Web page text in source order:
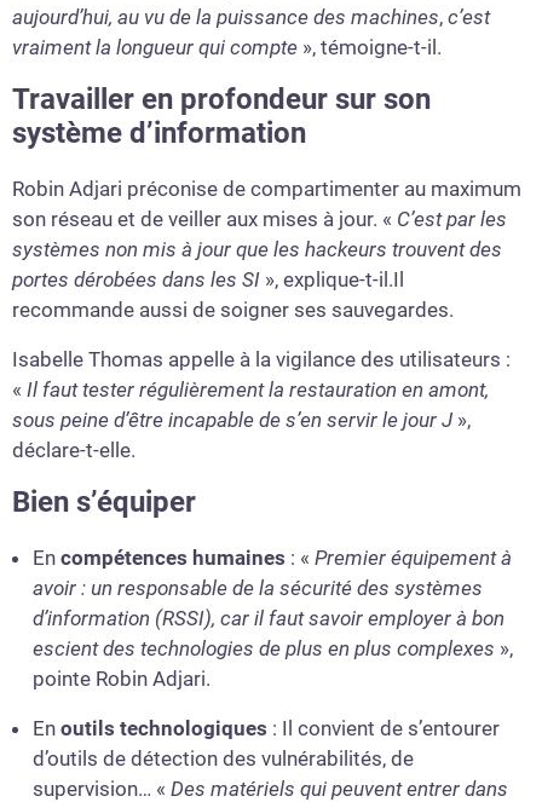
aujourd’hui, au vu de la puissance des machines, c’est
vraiment la longueur qui compte », témoigne-t-il.
Travailler en profondeur sur son
système d’information
Robin Adjari préconise de compartimenter au maximum
son réseau et de veiller aux mises à jour. « C’est par les
systèmes non mis à jour que les hackeurs trouvent des
portes dérobées dans les SI », explique-t-il.Il
recommande aussi de soigner ses sauvegardes.
Isabelle Thomas appelle à la vigilance des utilisateurs :
« Il faut tester régulièrement la restauration en amont,
sous peine d’être incapable de s’en servir le jour J »,
déclare-t-elle.
Bien s’équiper
En compétences humaines : « Premier équipement à
avoir : un responsable de la sécurité des systèmes
d’information (RSSI), car il faut savoir employer à bon
escient des technologies de plus en plus complexes »,
pointe Robin Adjari.
En outils technologiques : Il convient de s’entourer
d’outils de détection des vulnérabilités, de
supervision… « Des matériels qui peuvent entrer dans